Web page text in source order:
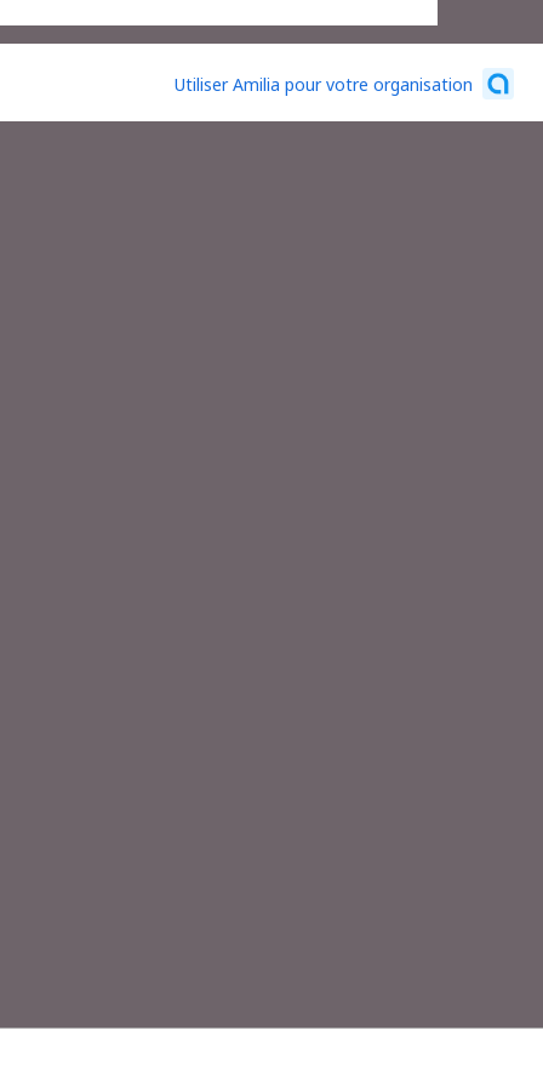
Utiliser Amilia pour votre organisation